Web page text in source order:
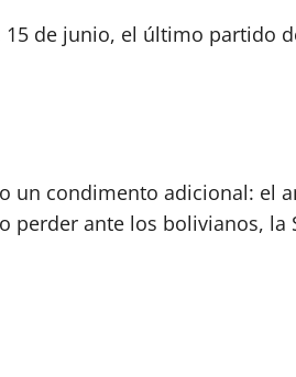
15 de junio, el último partido
un condimento adicional: el
perder ante los bolivianos, la